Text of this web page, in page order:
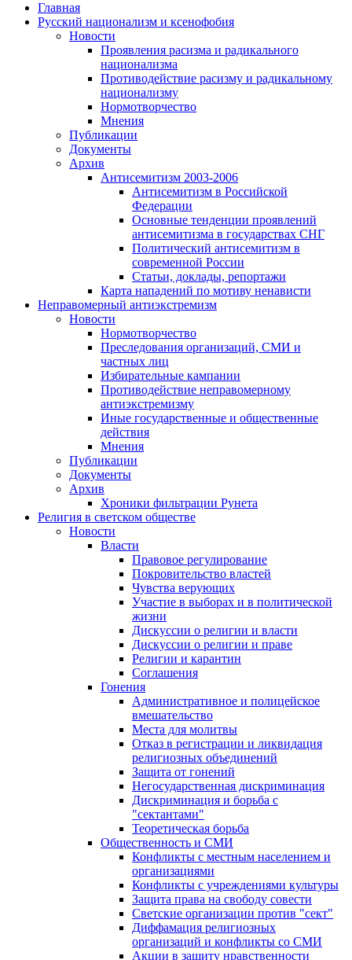
Главная
Русский национализм и ксенофобия
Новости
Проявления расизма и радикального
национализма
Противодействие расизму и радикальному
национализму
Нормотворчество
Мнения
Публикации
Документы
Архив
Антисемитизм 2003-2006
Антисемитизм в Российской
Федерации
Основные тенденции проявлений
антисемитизма в государствах СНГ
Политический антисемитизм в
современной России
Статьи, доклады, репортажи
Карта нападений по мотиву ненависти
Неправомерный антиэкстремизм
Новости
Нормотворчество
Преследования организаций, СМИ и
частных лиц
Избирательные кампании
Противодействие неправомерному
антиэкстремизму
Иные государственные и общественные
действия
Мнения
Публикации
Документы
Архив
Хроники фильтрации Рунета
Религия в светском обществе
Новости
Власти
Правовое регулирование
Покровительство властей
Чувства верующих
Участие в выборах и в политической
жизни
Дискуссии о религии и власти
Дискуссии о религии и праве
Религии и карантин
Соглашения
Гонения
Административное и полицейское
вмешательство
Места для молитвы
Отказ в регистрации и ликвидация
религиозных объединений
Защита от гонений
Негосударственная дискриминация
Дискриминация и борьба с
"сектантами"
Теоретическая борьба
Общественность и СМИ
Конфликты с местным населением и
организациями
Конфликты с учреждениями культуры
Защита права на свободу совести
Светские организации против "сект"
Диффамация религиозных
организаций и конфликты со СМИ
Акции в защиту нравственности